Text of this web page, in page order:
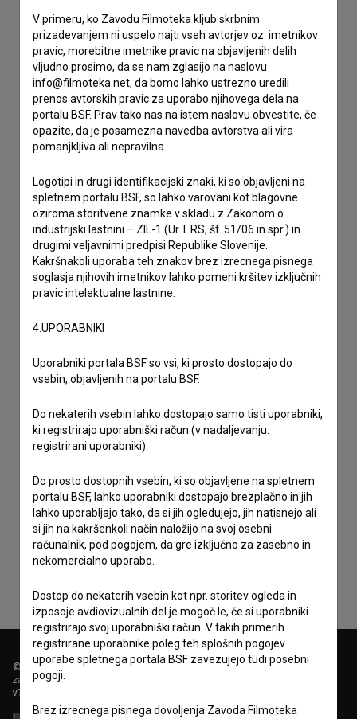
Spoštovani, s pomočjo spodnjega obrazca lahko stopite v
stik z uredništvom Baze slovenskih filmov. Veseli bomo vaših
odzivov.
imam vprašanje
prijavljam napako
želim dodati podatke
drugo
Sprejemamsplošne pogojein dajem soglasje za
zbiranje, hrambo in obdelavo osebnih podatkov.
© 2018-2026, Filmoteka,
zavod za širjenje filmske kulture
v7.151.0
V primeru, ko Zavodu Filmoteka kljub skrbnim
prizadevanjem ni uspelo najti vseh avtorjev oz. imetnikov
pravic, morebitne imetnike pravic na objavljenih delih
vljudno prosimo, da se nam zglasijo na naslovu
info@filmoteka.net, da bomo lahko ustrezno uredili
prenos avtorskih pravic za uporabo njihovega dela na
portalu BSF. Prav tako nas na istem naslovu obvestite, če
opazite, da je posamezna navedba avtorstva ali vira
pomanjkljiva ali nepravilna.
Logotipi in drugi identifikacijski znaki, ki so objavljeni na
spletnem portalu BSF, so lahko varovani kot blagovne
oziroma storitvene znamke v skladu z Zakonom o
industrijski lastnini – ZIL-1 (Ur. l. RS, št. 51/06 in spr.) in
drugimi veljavnimi predpisi Republike Slovenije.
Kakršnakoli uporaba teh znakov brez izrecnega pisnega
soglasja njihovih imetnikov lahko pomeni kršitev izključnih
pravic intelektualne lastnine.
4.UPORABNIKI
Uporabniki portala BSF so vsi, ki prosto dostopajo do
vsebin, objavljenih na portalu BSF.
Do nekaterih vsebin lahko dostopajo samo tisti uporabniki,
ki registrirajo uporabniški račun (v nadaljevanju:
registrirani uporabniki).
Do prosto dostopnih vsebin, ki so objavljene na spletnem
portalu BSF, lahko uporabniki dostopajo brezplačno in jih
lahko uporabljajo tako, da si jih ogledujejo, jih natisnejo ali
si jih na kakršenkoli način naložijo na svoj osebni
računalnik, pod pogojem, da gre izključno za zasebno in
nekomercialno uporabo.
Dostop do nekaterih vsebin kot npr. storitev ogleda in
izposoje avdiovizualnih del je mogoč le, če si uporabniki
registrirajo svoj uporabniški račun. V takih primerih
registrirane uporabnike poleg teh splošnih pogojev
uporabe spletnega portala BSF zavezujejo tudi posebni
pogoji.
Brez izrecnega pisnega dovoljenja Zavoda Filmoteka